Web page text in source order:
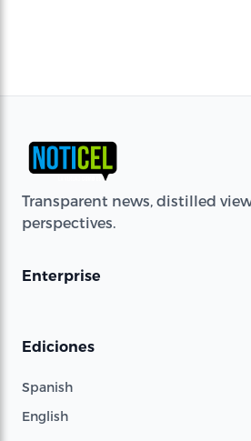
Transparent news, distilled
perspectives.
Enterprise
Ediciones
Spanish
English